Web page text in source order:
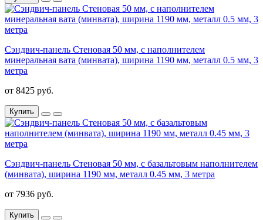
Сэндвич-панель Стеновая 50 мм, с наполнителем
минеральная вата (минвата), ширина 1190 мм, металл 0.5 мм, 3
метра
от 8425 руб.
Купить
Сэндвич-панель Стеновая 50 мм, с базальтовым наполнителем
(минвата), ширина 1190 мм, металл 0.45 мм, 3 метра
от 7936 руб.
Купить